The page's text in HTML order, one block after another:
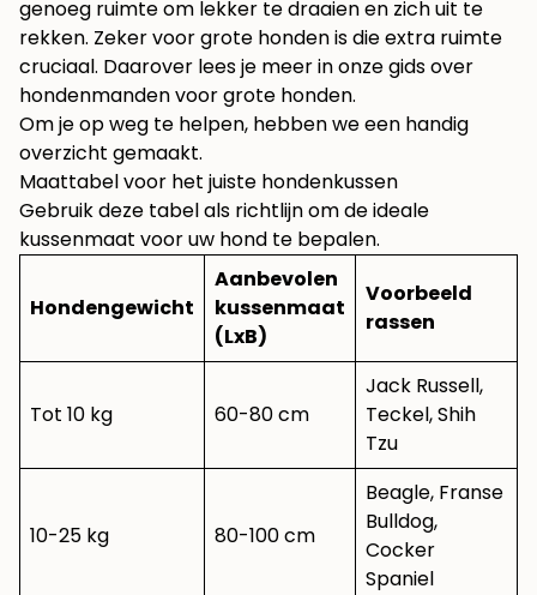
genoeg ruimte om lekker te draaien en zich uit te
rekken. Zeker voor grote honden is die extra ruimte
cruciaal. Daarover lees je meer in onzegids over
hondenmanden voor grote honden.
Om je op weg te helpen, hebben we een handig
overzicht gemaakt.
Maattabel voor het juiste hondenkussen
Gebruik deze tabel als richtlijn om de ideale
kussenmaat voor uw hond te bepalen.
Hondengewicht
Aanbevolen
kussenmaat
(LxB)
Voorbeeld
rassen
Tot 10 kg 60-80 cm
Jack Russell,
Teckel, Shih
Tzu
10-25 kg 80-100 cm
Beagle, Franse
Bulldog,
Cocker
Spaniel